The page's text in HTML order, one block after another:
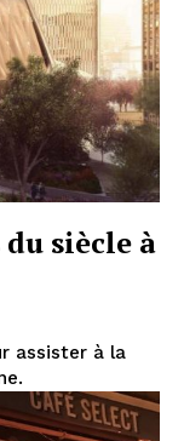
siècle à
assister à la